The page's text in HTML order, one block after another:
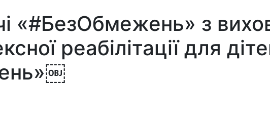
«#БезОбмежень» з
реабілітації для